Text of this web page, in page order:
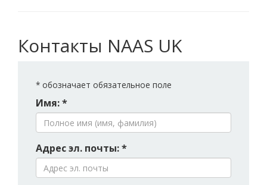
Контакты NAAS UK
* обозначает обязательное поле
Имя: *
Адрес эл. почты: *